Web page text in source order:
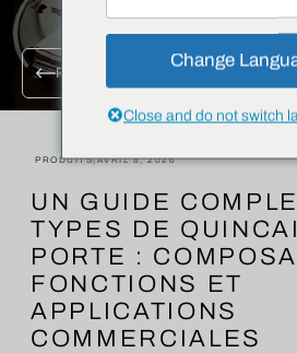
RETOUR À TOUS LES BLOGS
PRODUITS|AVRIL 8, 2026
UN GUIDE
TYPES DE
PORTE :
FONCTIONS ET
APPLICATIONS
COMMERCIALES
Change
Close and do not switch